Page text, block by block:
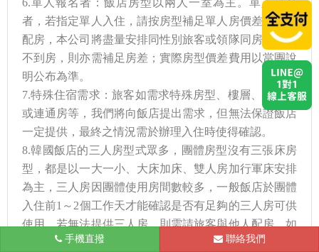
6.單人報名者：飯店房型以兩人一室為主。單人報名
者，若指定單人入住，請按房型補足單人房價差，如可
配房，本公司將盡量安排同性別旅客或領隊同房，若配
不到房，則亦需補足房差；實際房型價差費用以當團說
明公布為準。
7.特殊住宿需求：旅客如需求特殊房型、樓層、非邊間
或連通房等，我們將向飯店提出需求，但無法保證飯店
一定提供，最終之情況需於辦理入住時使得確認。
8.韓國飯店的三人房型式眾多，團體房型沒有三張床房
型，都是以一大一小、大床加床、雙人房加行軍床安排
為主，三人房因團體使用房間數較多，一般飯店於團體
入住前1～2個工作天才能確認是否有足夠的三人房可供
使用，若無法提供三人房，則需請旅客與他人配房，如
無法配房則須補單人房差，敬請見諒配合。
手機直撥
台北 聯絡我們